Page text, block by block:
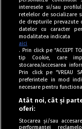
interesele si/sau
retelelor de socializare
de drepturile prevazute
datelor cu caracter
modalitatea indicata
aici
. Prin click pe “ACCEPT
tip Cookie, care
stocarea/accesarea
Prin click pe “VREAU
preferintele in mod
necesare pentru
Atât noi, cât și
oferi:
Stocarea și/sau
performanței